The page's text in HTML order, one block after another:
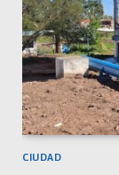
CIUDAD